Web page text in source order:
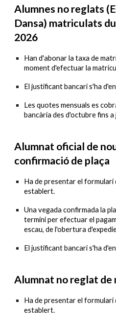
Alumnes no reglats
Dansa) matriculats
2026
Han d'abonar la taxa de
moment d'efectuar la
El justificant bancari s'ha
Les quotes mensuals es
bancària des d'octubre fins a
Alumnat oficial de
confirmació de plaça
Ha de presentar el formulari
establert.
Una vegada confirmada la
termini per efectuar el
escau, de l'obertura
El justificant bancari s'ha
Alumnat no reglat de
Ha de presentar el formulari
establert.